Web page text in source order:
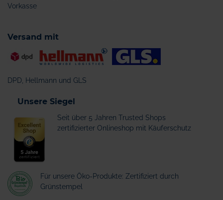
Vorkasse
Versand mit
DPD, Hellmann und GLS
Unsere Siegel
Seit über 5 Jahren Trusted Shops
zertifizierter Onlineshop mit Käuferschutz
Für unsere Öko-Produkte: Zertifiziert durch
Grünstempel